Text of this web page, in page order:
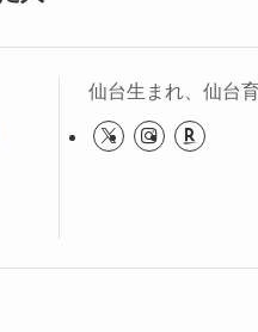
仙台生まれ、仙台